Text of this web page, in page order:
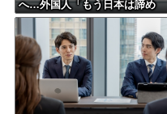
へ…外国人「もう日本は諦め
る」